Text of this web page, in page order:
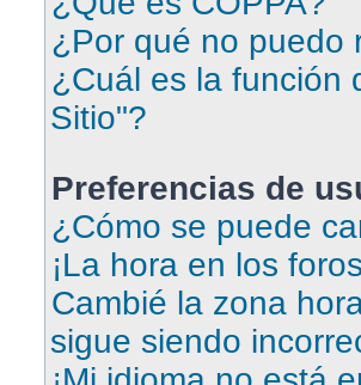
¿Por qué no puedo
¿Cuál es la función
Sitio"?
Preferencias de
¿Cómo se puede
¡La hora en los
Cambié la zona
sigue siendo